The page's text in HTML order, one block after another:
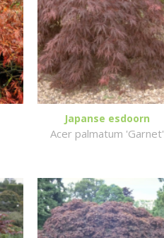
Japanse esdoorn
Acer palmatum 'Garnet'